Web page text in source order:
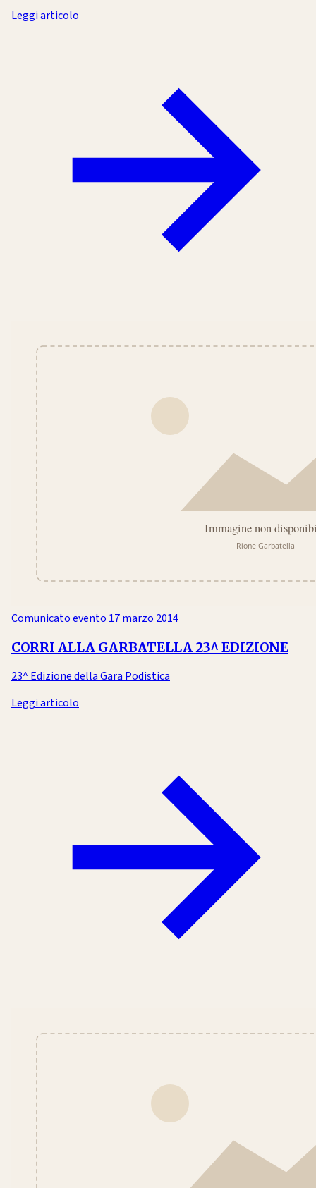
Leggi articolo
Comunicato evento 17 marzo 2014
CORRI ALLA GARBATELLA 23^ EDIZIONE
23^ Edizione della Gara Podistica
Leggi articolo